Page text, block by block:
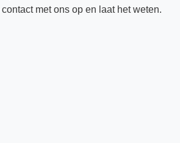
contactmet ons op en laat het weten.